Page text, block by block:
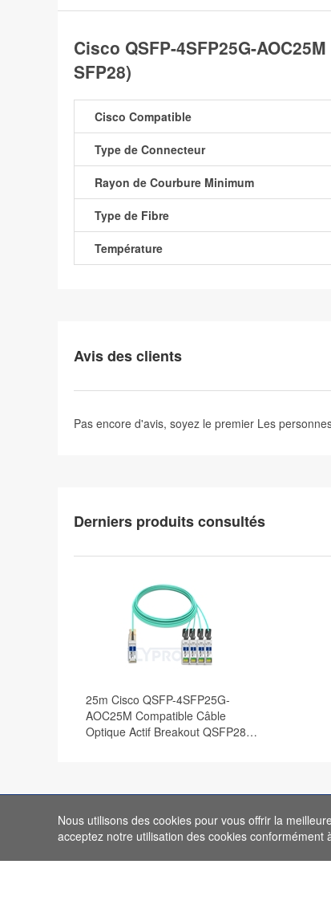
Cisco QSFP-4SFP25G-
SFP28)
Cisco Compatible
Type de Connecteur
Rayon de Courbure Minimum
Type de Fibre
Température
Avis des clients
Pas encore d'avis, soyez le premier Les
Derniers produits consultés
25m Cisco QSFP-4SFP25G-
AOC25M Compatible Câble
Optique Actif Breakout QSFP28
Rechercher par catégorie Facile à
Nous utilisons des cookies pour vous offrir la
acceptez notre utilisation des cookies conformément